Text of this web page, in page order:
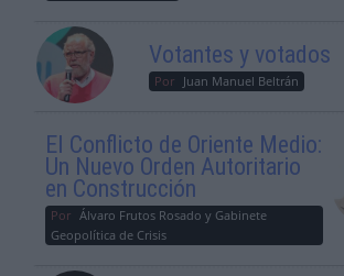
Votantes y votados
Por Juan Manuel Beltrán
El Conflicto de Oriente Medio:
Un Nuevo Orden Autoritario
en Construcción
Por Álvaro Frutos Rosado y Gabinete
Geopolítica de Crisis